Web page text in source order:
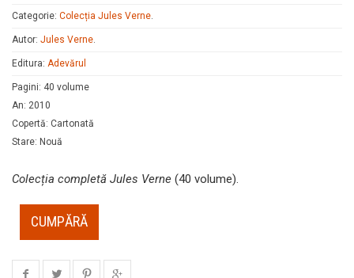
Categorie: Colecția Jules Verne.
Autor: Jules Verne.
Editura: Adevărul
Pagini: 40 volume
An: 2010
Copertă: Cartonată
Stare: Nouă
Colecția completă Jules Verne (40 volume).
CUMPĂRĂ